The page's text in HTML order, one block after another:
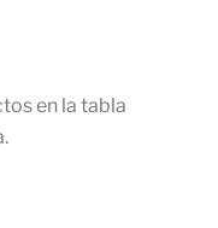
en la tabla